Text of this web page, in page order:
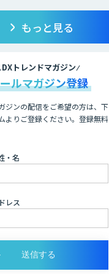
もっと見る
DXトレンドマガジン
ルマガジン登録
ジンの配信をご希望の方は、下
よりご登録ください。登録無料
・名
レス